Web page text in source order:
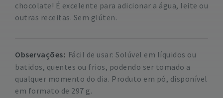
chocolate! É excelente para adicionar a água, leite ou
outras receitas. Sem glúten.
Observações
Fácil de usar: Solúvel em líquidos ou
batidos, quentes ou frios, podendo ser tomado a
qualquer momento do dia. Produto em pó, disponível
em formato de 297 g.